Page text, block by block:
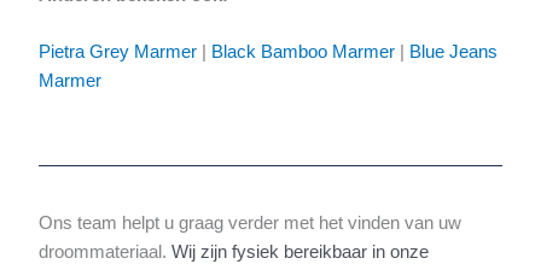
Pietra Grey Marmer Black Bamboo Marmer
Blue Jeans
Marmer
Ons team helpt u graag verder met het vinden van uw
droommateriaal.Wij zijn fysiek bereikbaar in onze